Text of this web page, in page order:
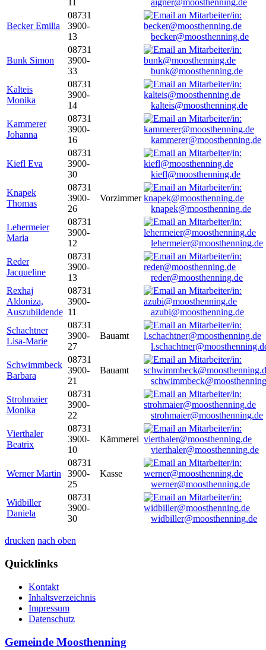
aigner@moosthenning.de
Becker Emilia
08731
3900-
13
becker@moosthenning.de
Bunk Simon
08731
3900-
33
bunk@moosthenning.de
Kalteis
Monika
08731
3900-
14
kalteis@moosthenning.de
Kammerer
Johanna
08731
3900-
16
kammerer@moosthenning.de
Kiefl Eva
08731
3900-
30
kiefl@moosthenning.de
Knapek
Thomas
08731
3900-
26
Vorzimmer
knapek@moosthenning.de
Lehermeier
Maria
08731
3900-
12
lehermeier@moosthenning.de
Reder
Jacqueline
08731
3900-
13
reder@moosthenning.de
Rexhaj
Aldoniza,
Auszubildende
08731
3900-
11
azubi@moosthenning.de
Schachtner
Lisa-Marie
08731
3900-
27
Bauamt
Schwimmbeck
Barbara
08731
3900-
21
Bauamt
Strohmaier
Monika
08731
3900-
22
strohmaier@moosthenning.de
Vierthaler
Beatrix
08731
3900-
10
Kämmerei
vierthaler@moosthenning.de
Werner Martin
08731
3900-
25
Kasse
werner@moosthenning.de
Widbiller
Daniela
08731
3900-
30
widbiller@moosthenning.de
drucken nach oben
Quicklinks
Kontakt
Inhaltsverzeichnis
Impressum
Datenschutz
Gemeinde Moosthenning